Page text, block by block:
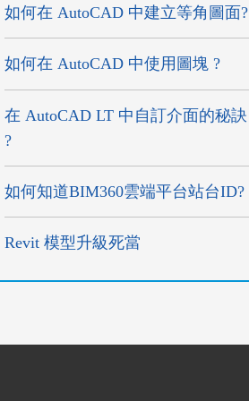
如何在 AutoCAD 中建立等角圖面?
如何在 AutoCAD 中使用圖塊 ?
在 AutoCAD LT 中自訂介面的秘訣
?
如何知道BIM360雲端平台站台ID?
Revit 模型升級死當